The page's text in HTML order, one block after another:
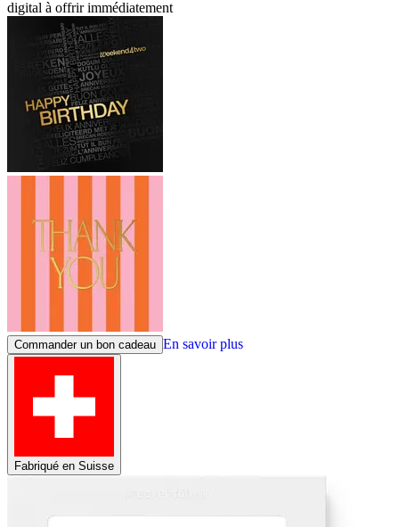
digital à offrir immédiatement
Commander un bon cadeau En savoir plus
Fabriqué en Suisse